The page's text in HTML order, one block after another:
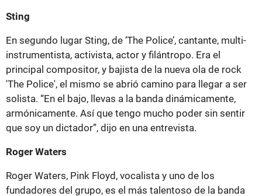
Sting
En segundo lugar Sting, de ‘The Police’, cantante, multi-
instrumentista, activista, actor y filántropo. Era el
principal compositor, y bajista de la nueva ola de rock
'The Police', el mismo se abrió camino para llegar a ser
solista. “En el bajo, llevas a la banda dinámicamente,
armónicamente. Así que tengo mucho poder sin sentir
que soy un dictador”, dijo en una entrevista.
Roger Waters
Roger Waters, Pink Floyd, vocalista y uno de los
fundadores del grupo, es el más talentoso de la banda